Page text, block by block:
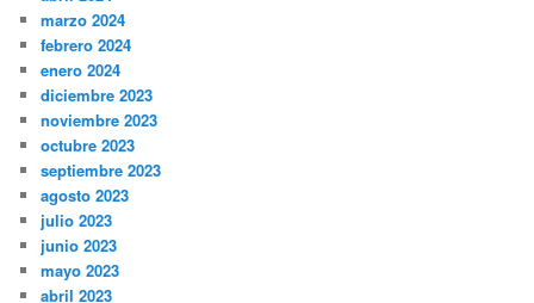
marzo 2024
febrero 2024
enero 2024
diciembre 2023
noviembre 2023
octubre 2023
septiembre 2023
agosto 2023
julio 2023
junio 2023
mayo 2023
abril 2023